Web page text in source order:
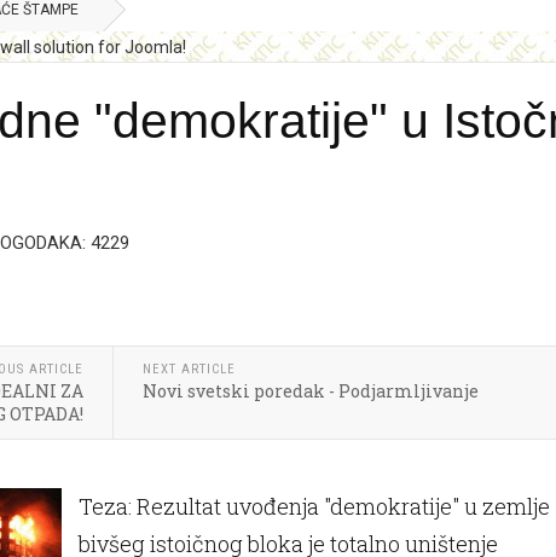
ŠTAMPE
"demokratije" u
4229
ARTICLE
ZA
OTPADA!
NEXT ARTICLE
Novi svetski poredak - Podjarmljivanje
Teza: Rezultat uvođenja "demokratije" u zemlje
bivšeg istoičnog bloka je totalno uništenje